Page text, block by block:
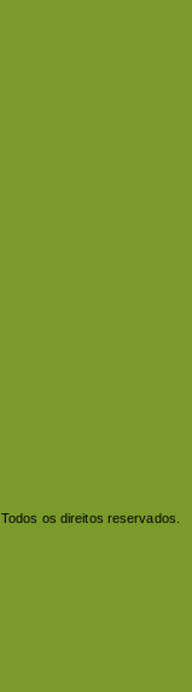
os direitos reservados.